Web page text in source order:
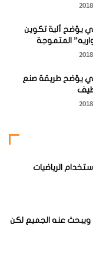
الإيدز والتهابات
أي ممصات.
والجدير بالشرح هنا، أن الأنبوبة البالغ طولها 12 سم ليست هي
عنه
به الأنابيب،
الحرارة.
لم أكن أتصور
هناك هذا الكم
يوّضح آلية تكوين
المتموجة
يوّضح طريقة صنع
الرياضيات
ويبحث عنه الجميع لكن